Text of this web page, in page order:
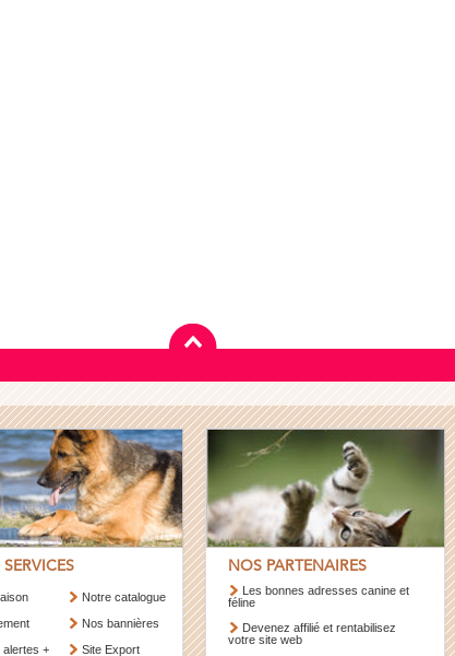
SERVICES
alertes +
Notre catalogue
Nos bannières
Site Export
NOS PARTENAIRES
Les bonnes adresses canine et
féline
Devenez affilié et rentabilisez
votre site web